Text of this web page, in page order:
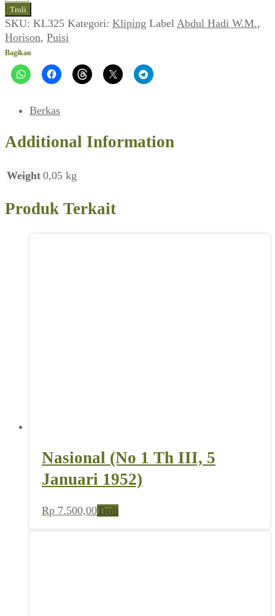
Puisi
Abdul
Hadi
W.M.
Sadjak
(Horison,
Maret
1968)
Troli
SKU: KL325 Kategori: Kliping Label Abdul Hadi W.M.,
Horison, Puisi
Bagikan
Berkas
Additional Information
Weight 0,05 kg
Produk Terkait
Nasional (No 1 Th III, 5
Januari 1952)
Rp 7.500,00Troli